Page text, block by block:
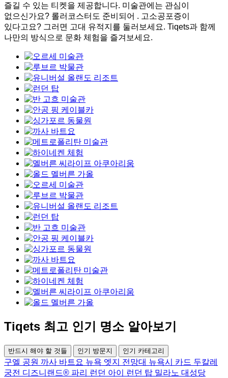
즐길 수 있는 티켓을 제공합니다. 미술관에는 관심이
없으신가요? 롤러코스터도 준비되어 . 고소공포증이
있다고요? 그러면 고대 유적지를 둘러보세요. Tiqets과 함께
나만의 방식으로 문화 체험을 즐겨보세요.
Tiqets 최고 인기 명소 알아보기
반드시 해야 할 것들 인기 방문지 인기 카테고리
구엘 공원 까사 바트요 뉴욕 엣지 전망대 뉴욕시 카드 두칼레
궁전 디즈니랜드® 파리 런던 아이 런던 탑 밀라노 대성당